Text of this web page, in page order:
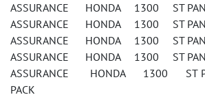
ASSURANCE HONDA 1300 ST PAN
ASSURANCE HONDA 1300 ST PAN
ASSURANCE HONDA 1300 ST PAN
ASSURANCE HONDA 1300 ST PAN
ASSURANCE HONDA 1300 ST
PACK